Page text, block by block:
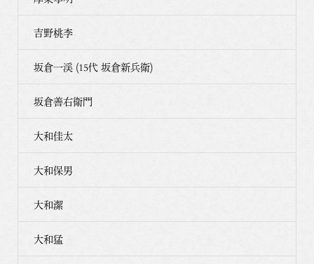
吉野桃李
坂倉一渓 (15代 坂倉新兵衛)
坂倉善右衛門
大和佳太
大和保男
大和潔
大和猛